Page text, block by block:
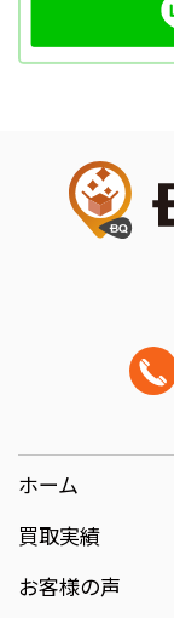
ホーム
買取実績
お客様の声